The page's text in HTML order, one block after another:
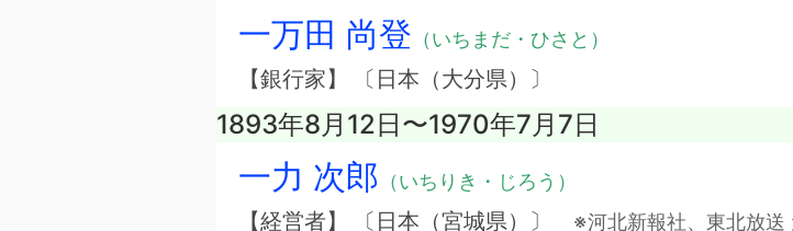
一万田 尚登 （いちまだ・ひさと）
【銀行家】 〔日本（大分県）〕
1893年8月12日〜1970年7月7日
一力 次郎 （いちりき・じろう）
【経営者】 〔日本（宮城県）〕 ※河北新報社、東北放送